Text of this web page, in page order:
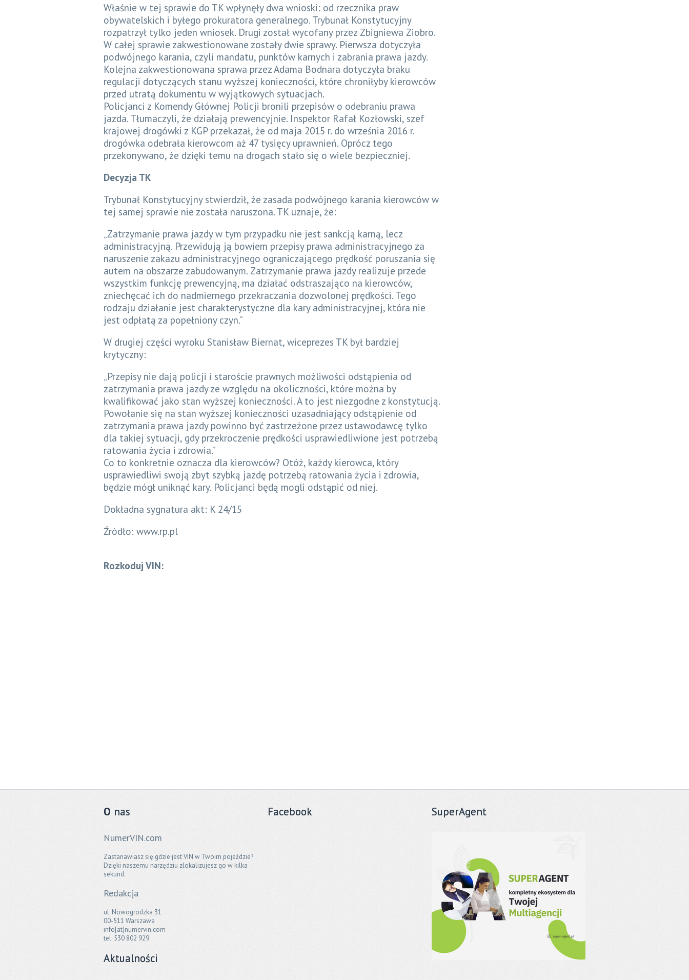
Właśnie w tej sprawie do TK wpłynęły dwa wnioski: od rzecznika praw
obywatelskich i byłego prokuratora generalnego. Trybunał Konstytucyjny
rozpatrzył tylko jeden wniosek. Drugi został wycofany przez Zbigniewa Ziobro.
W całej sprawie zakwestionowane zostały dwie sprawy. Pierwsza dotyczyła
podwójnego karania, czyli mandatu, punktów karnych i zabrania prawa jazdy.
Kolejna zakwestionowana sprawa przez Adama Bodnara dotyczyła braku
regulacji dotyczących stanu wyższej konieczności, które chroniłyby kierowców
przed utratą dokumentu w wyjątkowych sytuacjach.
Policjanci z Komendy Głównej Policji bronili przepisów o odebraniu prawa
jazda. Tłumaczyli, że działają prewencyjnie. Inspektor Rafał Kozłowski, szef
krajowej drogówki z KGP przekazał, że od maja 2015 r. do września 2016 r.
drogówka odebrała kierowcom aż 47 tysięcy uprawnień. Oprócz tego
przekonywano, że dzięki temu na drogach stało się o wiele bezpieczniej.
Decyzja TK
Trybunał Konstytucyjny stwierdził, że zasada podwójnego karania kierowców w
tej samej sprawie nie została naruszona. TK uznaje, że:
„Zatrzymanie prawa jazdy w tym przypadku nie jest sankcją karną, lecz
administracyjną. Przewidują ją bowiem przepisy prawa administracyjnego za
naruszenie zakazu administracyjnego ograniczającego prędkość poruszania się
autem na obszarze zabudowanym. Zatrzymanie prawa jazdy realizuje przede
wszystkim funkcję prewencyjną, ma działać odstraszająco na kierowców,
zniechęcać ich do nadmiernego przekraczania dozwolonej prędkości. Tego
rodzaju działanie jest charakterystyczne dla kary administracyjnej, która nie
jest odpłatą za popełniony czyn.”
W drugiej części wyroku Stanisław Biernat, wiceprezes TK był bardziej
krytyczny:
„Przepisy nie dają policji i staroście prawnych możliwości odstąpienia od
zatrzymania prawa jazdy ze względu na okoliczności, które można by
kwalifikować jako stan wyższej konieczności. A to jest niezgodne z konstytucją.
Powołanie się na stan wyższej konieczności uzasadniający odstąpienie od
zatrzymania prawa jazdy powinno być zastrzeżone przez ustawodawcę tylko
dla takiej sytuacji, gdy przekroczenie prędkości usprawiedliwione jest potrzebą
ratowania życia i zdrowia.”
Co to konkretnie oznacza dla kierowców? Otóż, każdy kierowca, który
usprawiedliwi swoją zbyt szybką jazdę potrzebą ratowania życia i zdrowia,
będzie mógł uniknąć kary. Policjanci będą mogli odstąpić od niej.
Dokładna sygnatura akt: K 24/15
Źródło: www.rp.pl
Rozkoduj VIN:
O nas
NumerVIN.com
Zastanawiasz się gdzie jest VIN w Twoim pojeździe?
Dzięki naszemu narzędziu zlokalizujesz go w kilka
sekund.
Redakcja
ul. Nowogrodzka 31
00-511 Warszawa
info[at]numervin.com
tel. 530 802 929
Aktualności
Facebook SuperAgent